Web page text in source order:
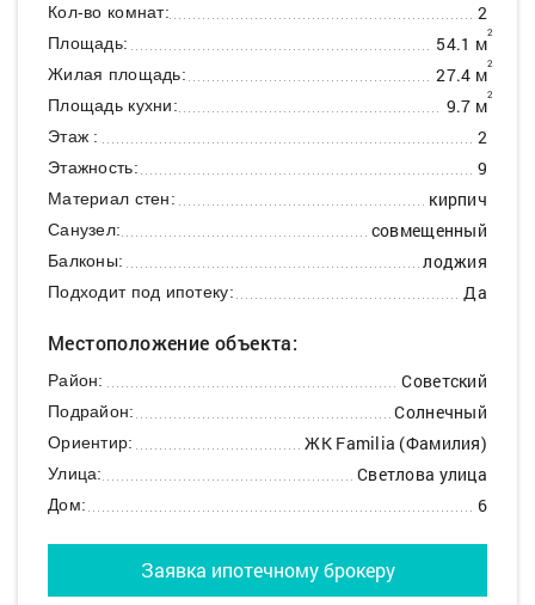
Кол-во комнат: 2
Площадь: 54.1 м2
Жилая площадь: 27.4 м2
Площадь кухни: 9.7 м2
Этаж : 2
Этажность: 9
Материал стен: кирпич
Санузел: совмещенный
Балконы: лоджия
Подходит под ипотеку: Да
Местоположение объекта:
Район: Советский
Подрайон: Солнечный
Ориентир: ЖК Familia (Фамилия)
Улица: Светлова улица
Дом: 6
Заявка ипотечному брокеру